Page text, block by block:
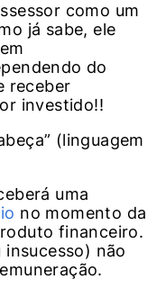
como um
já sabe, ele
do
receber
investido!!
(linguagem
uma
no momento da
financeiro.
não